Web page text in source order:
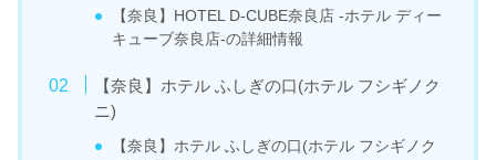
【奈良】HOTEL D-CUBE奈良店 -ホテル ディー
キューブ奈良店-の詳細情報
【奈良】ホテル ふしぎの口(ホテル フシギノク
ニ)
【奈良】ホテル ふしぎの口(ホテル フシギノク